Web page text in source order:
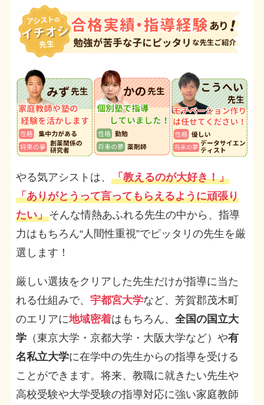
やる気アシストは、 「教えるのが大好き！」
「ありがとうって言ってもらえるように頑張り
たい」そんな情熱あふれる先生の中から、指導
力はもちろん“人間性重視”でピッタリの先生を厳
選します！
厳しい選抜をクリアした先生だけが指導に当た
れる仕組みで、 宇都宮大学など、芳賀郡茂木町
のエリアに地域密着はもちろん、 全国の国立大
学（東京大学・京都大学・大阪大学など）や有
名私立大学に在学中の先生からの指導を受ける
ことができます。将来、教職に就きたい先生や
高校受験や大学受験の指導対応に強い家庭教師